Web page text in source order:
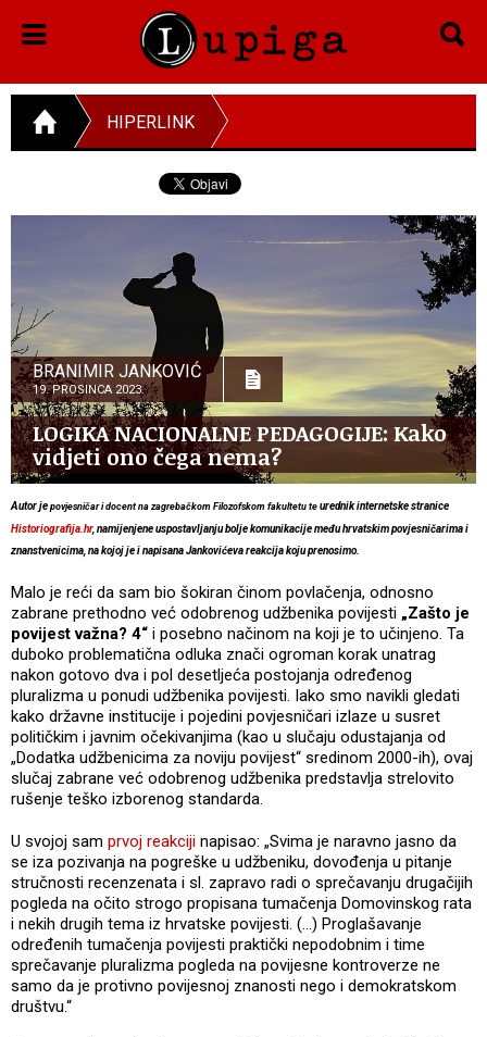
HIPERLINK
BRANIMIR JANKOVIĆ
19. PROSINCA 2023.
LOGIKA NACIONALNE PEDAGOGIJE: Kako
vidjeti ono čega nema?
Autor je povjesničar i docent na zagrebačkom Filozofskom fakultetu te urednik internetske stranice
Historiografija.hr, namijenjene uspostavljanju bolje komunikacije među hrvatskim povjesničarima i
znanstvenicima, na kojoj je i napisana Jankovićeva reakcija koju prenosimo.
Malo je reći da sam bio šokiran činom povlačenja, odnosno
zabrane prethodno već odobrenog udžbenika povijesti „Zašto je
povijest važna? 4“ i posebno načinom na koji je to učinjeno. Ta
duboko problematična odluka znači ogroman korak unatrag
nakon gotovo dva i pol desetljeća postojanja određenog
pluralizma u ponudi udžbenika povijesti. Iako smo navikli gledati
kako državne institucije i pojedini povjesničari izlaze u susret
političkim i javnim očekivanjima (kao u slučaju odustajanja od
„Dodatka udžbenicima za noviju povijest“ sredinom 2000-ih), ovaj
slučaj zabrane već odobrenog udžbenika predstavlja strelovito
rušenje teško izborenog standarda.
U svojoj sam prvoj reakciji napisao: „Svima je naravno jasno da
se iza pozivanja na pogreške u udžbeniku, dovođenja u pitanje
stručnosti recenzenata i sl. zapravo radi o sprečavanju drugačijih
pogleda na očito strogo propisana tumačenja Domovinskog rata
i nekih drugih tema iz hrvatske povijesti. (…) Proglašavanje
određenih tumačenja povijesti praktički nepodobnim i time
sprečavanje pluralizma pogleda na povijesne kontroverze ne
samo da je protivno povijesnoj znanosti nego i demokratskom
društvu.“